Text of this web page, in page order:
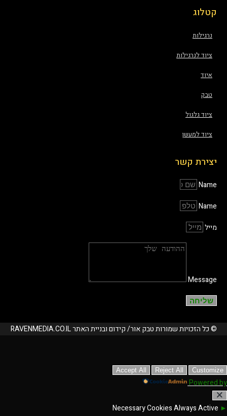
קטלוג
נרגילות
ציוד לנרגילות
איוד
טבק
ציוד גלגול
ציוד למעשן
יצירת קשר
Name
Name
מייל
Message
שליחה
© כל הזכויות שמורות טבק אור/ קידום ובניית האתר RAVENMEDIA.CO.IL
Reject All
Accept All
Powered
Necessary CookiesAlways Active